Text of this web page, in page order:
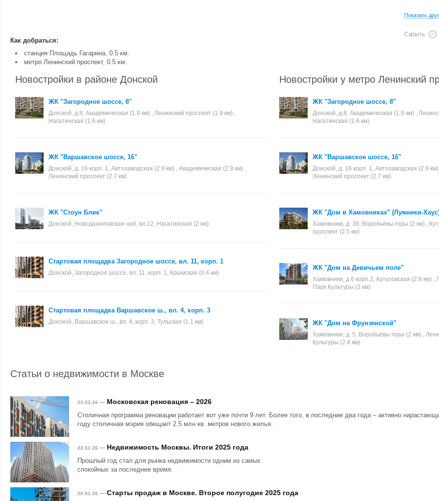
Показать
Скрыть
Как добраться:
станция Площадь Гагарина, 0.5 км.
метро Ленинский проспект, 0.5 км.
Новостройки в районе Донской
ЖК "Загородное шоссе, 8"
Донской, д.8, Академическая (1.9 км) , Ленинский проспект (1.9 км) ,
Нагатинская (1.6 км)
ЖК "Варшавское шоссе, 16"
Донской, д. 16 корп. 1, Автозаводская (2.9 км) , Академическая (2.9 км) ,
Ленинский проспект (2.7 км)
ЖК "Стоун Блик"
Донской, Новоданиловская наб, вл.12, Нагатинская (2 км)
Стартовая площадка Загородное шоссе, вл. 11, корп. 1
Донской, Загородное шоссе, вл. 11, корп. 1, Крымская (0.4 км)
Стартовая площадка Варшавское ш., вл. 4, корп. 3
Донской, Варшавское ш., вл. 4, корп. 3, Тульская (1.1 км)
Новостройки у метро Ленинский
ЖК "Загородное шоссе, 8"
Донской, д.8, Академическая (1.9 км) ,
Нагатинская (1.6 км)
ЖК "Варшавское шоссе, 16"
Донской, д. 16 корп. 1, Автозаводская (2.9
Ленинский проспект (2.7 км)
ЖК "Дом в Хамовниках" (Лужники-
Хамовники, д. 38, Воробьёвы горы (2 км) ,
проспект (2.5 км)
ЖК "Дом на Девичьем поле"
Хамовники, д.6 корп.2, Кутузовская (2.8 км) ,
Парк Культуры (3 км)
ЖК "Дом на Фрунзенской"
Хамовники, д. 5, Воробьёвы горы (2 км) ,
Культуры (2.4 км)
Статьи о недвижимости в Москве
23.03.26 — Московская реновация – 2026
Столичная программа реновации работает вот уже почти 9 лет. Более того, в последние два года – активно
году столичная мэрия обещает 2.5 млн кв. метров нового жилья.
22.01.26 — Недвижимость Москвы. Итоги 2025 года
Прошлый год стал для рынка недвижимости одним из самых
спокойных за последнее время.
20.01.26 — Старты продаж в Москве. Второе полугодие 2025 года